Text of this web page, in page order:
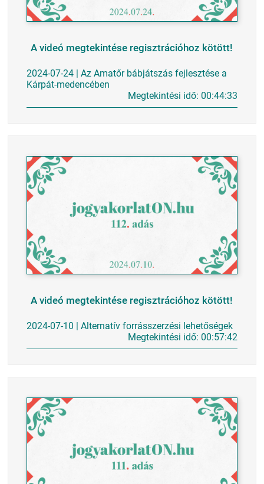
A videó megtekintése regisztrációhoz kötött!
2024-07-24 | Az Amatőr bábjátszás fejlesztése a
Kárpát-medencében
Megtekintési idő: 00:44:33
A videó megtekintése regisztrációhoz kötött!
2024-07-10 | Alternatív forrásszerzési lehetőségek
Megtekintési idő: 00:57:42